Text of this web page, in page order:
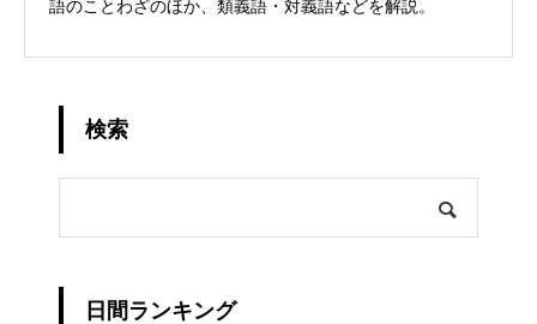
語のことわざのほか、類義語・対義語などを解説。
検索
日間ランキング